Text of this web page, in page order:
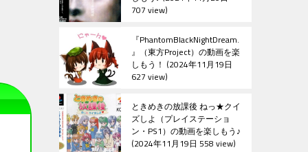
707 view
『PhantomBlackNightDream.
』（東方Project）の動画を楽
しもう！ 2024年11月19日
627 view
ときめきの放課後 ねっ★クイ
ズしよ（プレイステーショ
ン・PS1）の動画を楽しもう♪
2024年11月19日 558 view